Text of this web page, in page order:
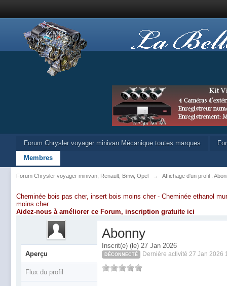
Forum Chrysler voyager minivan Mécanique toutes marques
Membres
Forum Chrysler voyager minivan, Renault, Bmw, Opel → Affichage d'un profil :
Cheminée bois pas cher, insert bois moins cher - Cheminée ethanol
moins cher
Aidez-nous à améliorer ce Forum, inscription gratuite ici
Aperçu
Flux du profil
Abonny
Inscrit(e) (le) 27 Jan 2026
DÉCONNECTÉ Dernière activité 27 Jan 2026